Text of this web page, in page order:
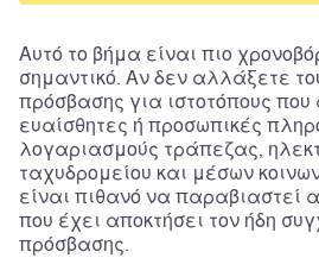
Αυτό το βήμα είναι πιο
σημαντικό. Αν δεν αλλάξετε
πρόσβασης για ιστοτόπους που
ευαίσθητες ή προσωπικές
λογαριασμούς τράπεζας,
ταχυδρομείου και μέσων
είναι πιθανό να παραβιαστεί
που έχει αποκτήσει τον ήδη
πρόσβασης.